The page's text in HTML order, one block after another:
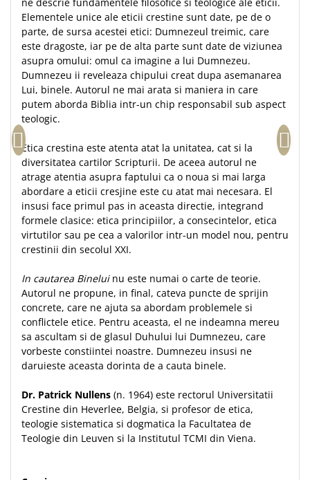
Teologie
A doua venire
Apologetica
Dogmatica
Istoria Bisericii
Misiune
Viata crestina
Contemporaneitate
Devotional
Diverse
Lupta Spirituala
Schimbarea caracterului
Slujire
Suferinta
Viata din belsug
Viata de zi cu zi
Despre afaceri
Dezvoltare personala
Leadership
Mediu
Elementele unice ale eticii crestine sunt date, pe de o
parte, de sursa acestei etici: Dumnezeul treimic, care
este dragoste, iar pe de alta parte sunt date de viziunea
asupra omului: omul ca imagine a lui Dumnezeu.
Dumnezeu ii reveleaza chipului creat dupa asemanarea
Lui, binele. Autorul ne mai arata si maniera in care
putem aborda Biblia intr-un chip responsabil sub aspect
teologic.
Etica crestina este atenta atat la unitatea, cat si la
diversitatea cartilor Scripturii. De aceea autorul ne
atrage atentia asupra faptului ca o noua si mai larga
abordare a eticii cresjine este cu atat mai necesara. El
insusi face primul pas in aceasta directie, integrand
formele clasice: etica principiilor, a consecintelor, etica
virtutilor sau pe cea a valorilor intr-un model nou, pentru
crestinii din secolul XXI.
In cautarea Bineluinu este numai o carte de teorie.
Autorul ne propune, in final, cateva puncte de sprijin
concrete, care ne ajuta sa abordam problemele si
conflictele etice. Pentru aceasta, el ne indeamna mereu
sa ascultam si de glasul Duhului lui Dumnezeu, care
vorbeste constiintei noastre. Dumnezeu insusi ne
daruieste aceasta dorinta de a cauta binele.
Dr. Patrick Nullens (n. 1964) este rectorul Universitatii
Crestine din Heverlee, Belgia, si profesor de etica,
teologie sistematica si dogmatica la Facultatea de
Teologie din Leuven si la Institutul TCMI din Viena.